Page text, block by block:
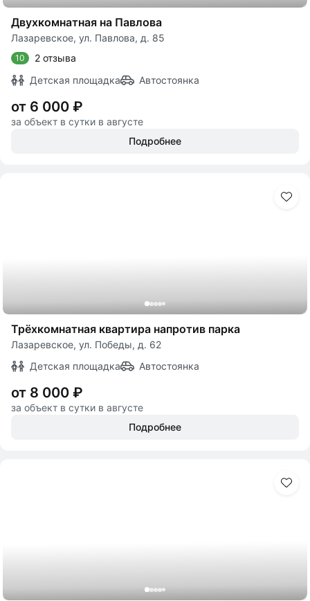
Двухкомнатная на Павлова
Лазаревское, ул. Павлова, д. 85
10
2 отзыва
Детская площадка
Автостоянка
от 6 000 ₽
за объект в сутки в августе
Подробнее
Трёхкомнатная квартира напротив парка
Лазаревское, ул. Победы, д. 62
Детская площадка
Автостоянка
от 8 000 ₽
за объект в сутки в августе
Подробнее